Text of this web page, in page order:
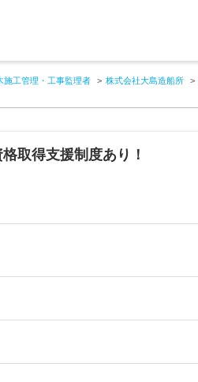
施工管理・工事監理者 株式会社大島造船所
取得支援制度あり！